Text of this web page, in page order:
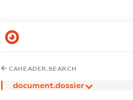
CAHEADER.SEARCH
document.dossier